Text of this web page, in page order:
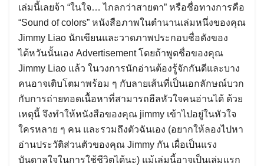
เล่มนี้เลยจ้า “ในใจ… ไกลกว่าสายตา” หรือชื่อทางการคือ
“Sound of colors” หนังสือภาพในตำนานเล่มหนึ่งของคุณ
Jimmy Liao นักเขียนและวาดภาพประกอบชื่อดังของ
ไต้หวันนั้นเอง Advertisement โดยถ้าพูดชื่อของคุณ
Jimmy Liao แล้ว ในวงการนักอ่านต้องรู้จักกันดีและบาง
คนอาจเติบโตมาพร้อม ๆ กับลายเส้นที่เป็นเอกลักษณ์บวก
กับการถ่ายทอดเนื้อหาที่สามารถฮีลหัวใจคนอ่านได้ ด้วย
เหตุนี้ จึงทำให้หนังสือของคุณ jimmy เข้าไปอยู่ในหัวใจ
ใครหลาย ๆ คน และรวมถึงตัวฉันเอง (อยากให้ลองไปหา
อ่านประวัติส่วนตัวของคุณ Jimmy กัน เผื่อเป็นแรง
บันดาลใจในการใช้ชีวิตได้นะ) แม้เล่มนี้อาจเป็นเล่มแรก